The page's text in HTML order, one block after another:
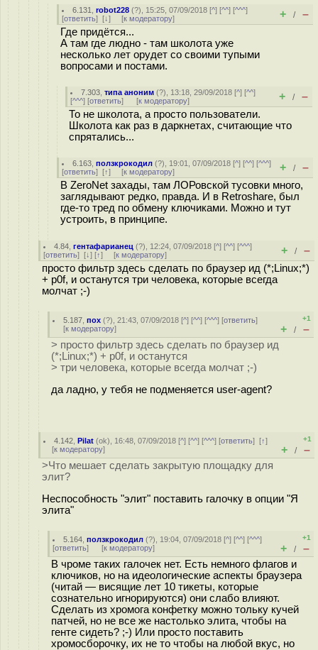
6.131 ,robot228 (?), 15:25, 07/09/2018 [^] [^^] [^^^]
[ответить] [↓] [к модератору] + / –
Где придётся...
А там где людно - там школота уже
несколько лет орудет со своими тупыми
вопросами и постами.
7.303 ,типа аноним (?), 13:18, 29/09/2018 [^] [^^]
[^^^] [ответить] [к модератору] + / –
То не школота, а просто пользователи.
Школота как раз в даркнетах, считающие что
спрятались...
6.163 ,ползкрокодил (?), 19:01, 07/09/2018 [^] [^^] [^^^]
[ответить] [↑] [к модератору] + / –
В ZeroNet захады, там ЛОРовской тусовки много,
заглядывают редко, правда. И в Retroshare, был
где-то тред по обмену ключиками. Можно и тут
устроить, в принципе.
4.84 ,гентафарианец (?), 12:24, 07/09/2018 [^] [^^] [^^^]
[ответить] [↓] [↑] [к модератору] + / –
просто фильтр здесь сделать по браузер ид (*;Linux;*)
+ p0f, и останутся три человека, которые всегда
молчат ;-)
5.187 ,пох (?), 21:43, 07/09/2018 [^] [^^] [^^^] [ответить]
[к модератору]
+1
+ / –
> просто фильтр здесь сделать по браузер ид
(*;Linux;*) + p0f, и останутся
> три человека, которые всегда молчат ;-)
да ладно, у тебя не подменяется user-agent?
4.142 ,Pilat (ok), 16:48, 07/09/2018 [^] [^^] [^^^] [ответить][↑]
[к модератору]
+1
+ / –
>Что мешает сделать закрытую площадку для
элит?
Неспособность "элит" поставить галочку в опции "Я
элита"
5.164 ,ползкрокодил (?), 19:04, 07/09/2018 [^] [^^] [^^^]
[ответить] [к модератору]
+1
+ / –
В чроме таких галочек нет. Есть немного флагов и
ключиков, но на идеологические аспекты браузера
(читай — висящие лет 10 тикеты, которые
сознательно игнорируются) они слабо влияют.
Сделать из хромога конфетку можно тольку кучей
патчей, но не все же настолько элита, чтобы на
генте сидеть? ;-) Или просто поставить
хромосборочку, их не то чтобы на любой вкус, но